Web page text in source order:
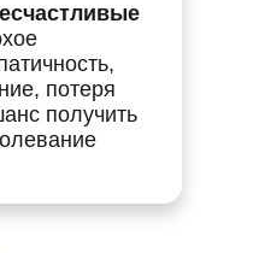
потеря
получить